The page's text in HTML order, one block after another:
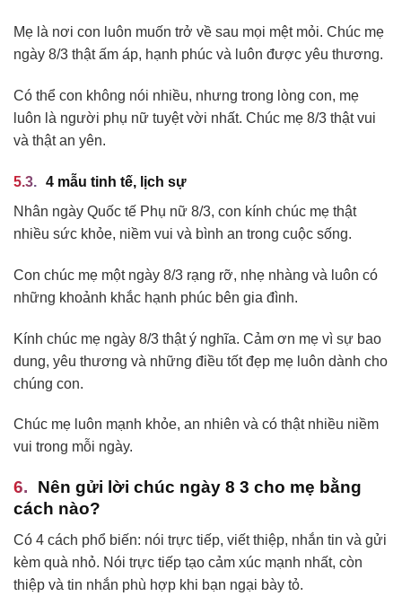
Mẹ là nơi con luôn muốn trở về sau mọi mệt mỏi. Chúc mẹ
ngày 8/3 thật ấm áp, hạnh phúc và luôn được yêu thương.
Có thể con không nói nhiều, nhưng trong lòng con, mẹ
luôn là người phụ nữ tuyệt vời nhất. Chúc mẹ 8/3 thật vui
và thật an yên.
4 mẫu tinh tế, lịch sự
Nhân ngày Quốc tế Phụ nữ 8/3, con kính chúc mẹ thật
nhiều sức khỏe, niềm vui và bình an trong cuộc sống.
Con chúc mẹ một ngày 8/3 rạng rỡ, nhẹ nhàng và luôn có
những khoảnh khắc hạnh phúc bên gia đình.
Kính chúc mẹ ngày 8/3 thật ý nghĩa. Cảm ơn mẹ vì sự bao
dung, yêu thương và những điều tốt đẹp mẹ luôn dành cho
chúng con.
Chúc mẹ luôn mạnh khỏe, an nhiên và có thật nhiều niềm
vui trong mỗi ngày.
Nên gửi lời chúc ngày 8 3 cho mẹ bằng
cách nào?
Có 4 cách phổ biến: nói trực tiếp, viết thiệp, nhắn tin và gửi
kèm quà nhỏ. Nói trực tiếp tạo cảm xúc mạnh nhất, còn
thiệp và tin nhắn phù hợp khi bạn ngại bày tỏ.